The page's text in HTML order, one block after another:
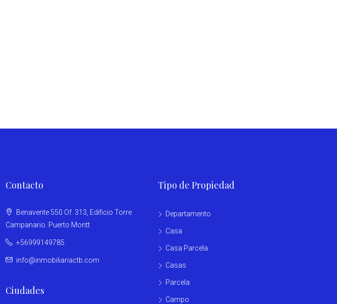
Contacto
Benavente 550 Of. 313, Edificio Torre
Campanario. Puerto Montt
+56999149785
info@inmobiliariactb.com
Ciudades
Tipo de Propiedad
Departamento
Casa
Casa Parcela
Casas
Parcela
Campo